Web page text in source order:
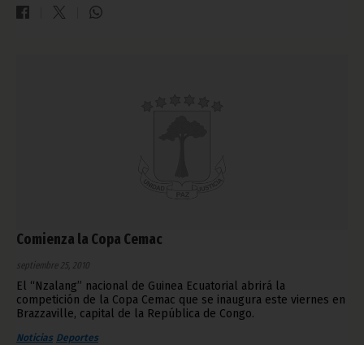
Comienza la Copa Cemac
septiembre 25, 2010
El “Nzalang” nacional de Guinea Ecuatorial abrirá la
competición de la Copa Cemac que se inaugura este viernes en
Brazzaville, capital de la República de Congo.
Noticias Deportes